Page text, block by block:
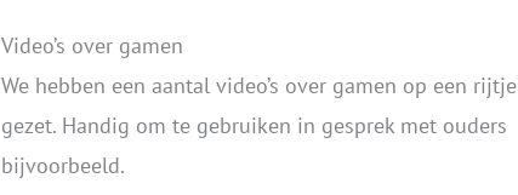
Video’s over gamen
We hebben een aantal video’s over gamen op een rijtje
gezet. Handig om te gebruiken in gesprek met ouders
bijvoorbeeld.